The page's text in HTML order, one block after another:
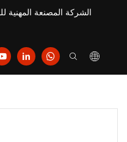
الشركة المصنعة المهنية